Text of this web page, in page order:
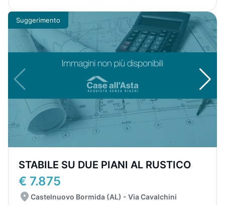
Suggerimento
STABILE SU DUE PIANI AL RUSTICO
€ 7.875
Castelnuovo Bormida (AL) - Via Cavalchini